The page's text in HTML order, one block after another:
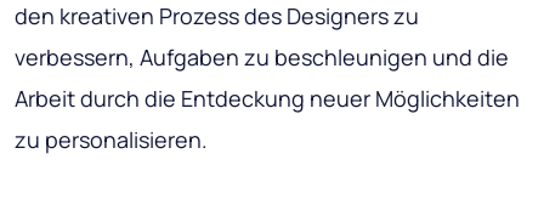
den kreativen Prozess des Designers zu
verbessern, Aufgaben zu beschleunigen und die
Arbeit durch die Entdeckung neuer Möglichkeiten
zu personalisieren.